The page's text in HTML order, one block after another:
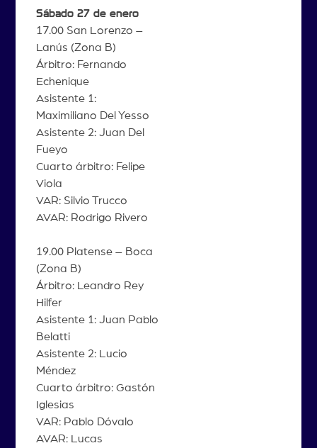
Sábado 27 de enero
17.00 San Lorenzo –
Lanús (Zona B)
Árbitro: Fernando
Echenique
Asistente 1:
Maximiliano Del Yesso
Asistente 2: Juan Del
Fueyo
Cuarto árbitro: Felipe
Viola
VAR: Silvio Trucco
AVAR: Rodrigo Rivero
19.00 Platense – Boca
(Zona B)
Árbitro: Leandro Rey
Hilfer
Asistente 1: Juan Pablo
Belatti
Asistente 2: Lucio
Méndez
Cuarto árbitro: Gastón
Iglesias
VAR: Pablo Dóvalo
AVAR: Lucas